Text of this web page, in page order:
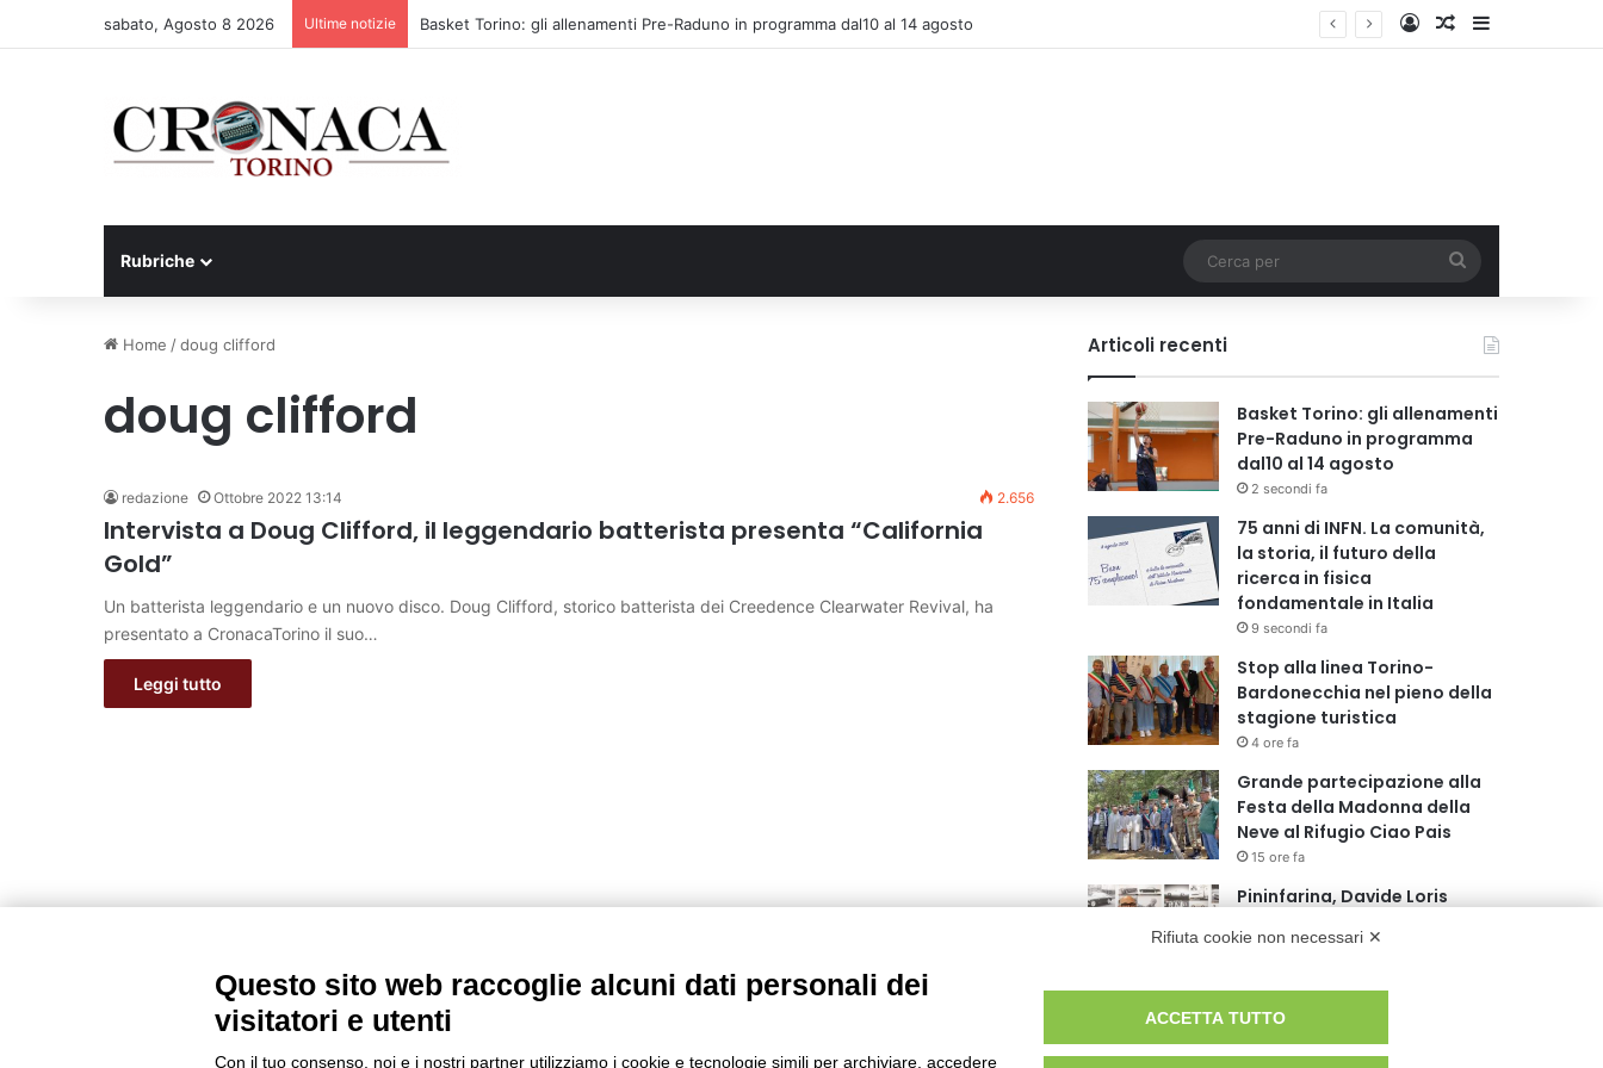
sabato, Agosto 8 2026 Ultime notizie Basket Torino: gli allenamenti Pre-Raduno in programma dal10 al 14 agosto AccediUn articolo a
Rubriche
per
Home /doug clifford
doug clifford
redazione Ottobre 2022 13:14 2.656
Intervista a Doug Clifford, il leggendario batterista presenta “California
Gold”
Un batterista leggendario e un nuovo disco. Doug Clifford, storico batterista dei Creedence Clearwater Revival, ha
presentato a CronacaTorino il suo…
Leggi tutto
Articoli recenti
Basket Torino: gli allenamenti
Pre-Raduno in programma
dal10 al 14 agosto
2 secondi fa
75 anni di INFN. La comunità,
la storia, il futuro della
ricerca in fisica
fondamentale in Italia
9 secondi fa
Stop alla linea Torino-
Bardonecchia nel pieno della
stagione turistica
4 ore fa
Grande partecipazione alla
Festa della Madonna della
Neve al Rifugio Ciao Pais
15 ore fa
Pininfarina, Davide Loris
Creative Officer
Cesana Torinese: il secondo
cuore dell’estate
Rifiuta cookie non necessari ✕
Questo sito web raccoglie alcuni dati personali dei
visitatori e utenti
Con il tuo consenso, noi e i nostri partner utilizziamo i cookie e tecnologie simili per archiviare, accedere
ACCETTA TUTTO